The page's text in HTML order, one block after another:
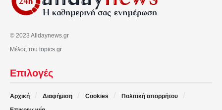
© 2023 Alldaynews.gr
Μέλος του topics.gr
Επιλογές
Αρχική Διαφήμιση Cookies
Πολιτική απορρήτου